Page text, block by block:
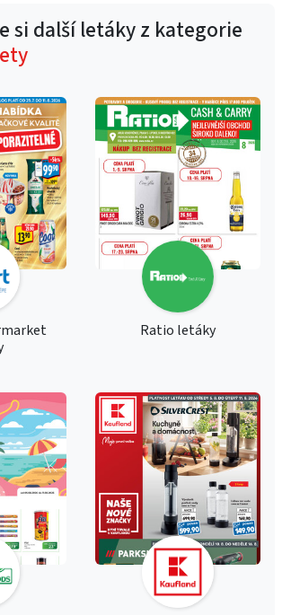
si další letáky z kategorie
Ratio letáky